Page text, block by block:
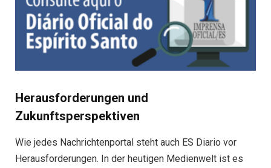
Herausforderungen und
Zukunftsperspektiven
Wie jedes Nachrichtenportal steht auch ES Diario vor
Herausforderungen. In der heutigen Medienwelt ist es